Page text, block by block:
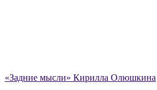
«Задние мысли» Кирилла Олюшкина